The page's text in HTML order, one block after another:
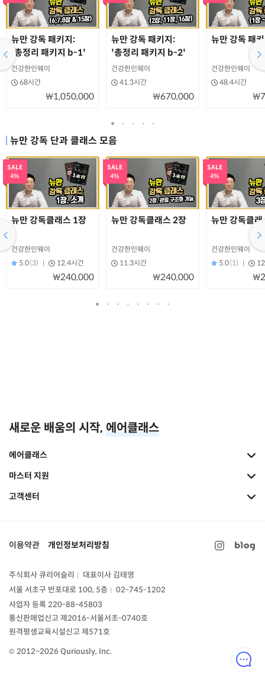
뉴만 강독 패키지:
'총정리 패키지 b-1'
건강한인웨이
68시간
₩1,050,000
뉴만 강독 패키지:
'총정리 패키지 b-2'
건강한인웨이
41.3시간
₩670,000
뉴만 강독 패
건강한인웨이
48.4시간
뉴만 강독 단과 클래스 모음
SALE
4%
뉴만 강독클래스 1장
건강한인웨이
5.0(3) 12.4시간
₩240,000
SALE
4%
뉴만 강독클래스 2장
건강한인웨이
11.3시간
₩240,000
SALE
4%
뉴만 강독클래
건강한인웨이
5.0(1)
새로운 배움의 시작, 에어클래스
에어클래스
마스터 지원
고객센터
이용약관 개인정보처리방침
주식회사 큐리어슬리
대표이사 김태영
서울 서초구 반포대로 100, 5층
02-745-1202
사업자 등록 220-88-45803
통신판매업신고제2016-서울서초-0740호
원격평생교육시설신고 제571호
© 2012~2026 Quriously, Inc.